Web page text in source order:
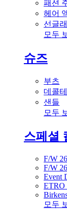
패션
헤어
선글
모두
슈즈
부츠
데콜
샌들
모두
스페셜
F/W
F/W
Event
ETRO
모두